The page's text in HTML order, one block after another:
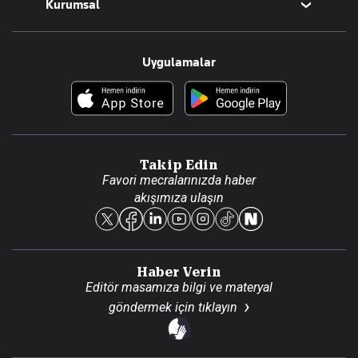
Teknoloji
Resmî Ilanlar
Foto Haber
Kurumsal
Hakkımızda
Künye
Reklam Ver
Uygulamalar
Takip Edin
Favori mecralarınızda haber
akışımıza ulaşın
Haber Verin
Editör masamıza bilgi ve materyal
göndermek için tıklayın